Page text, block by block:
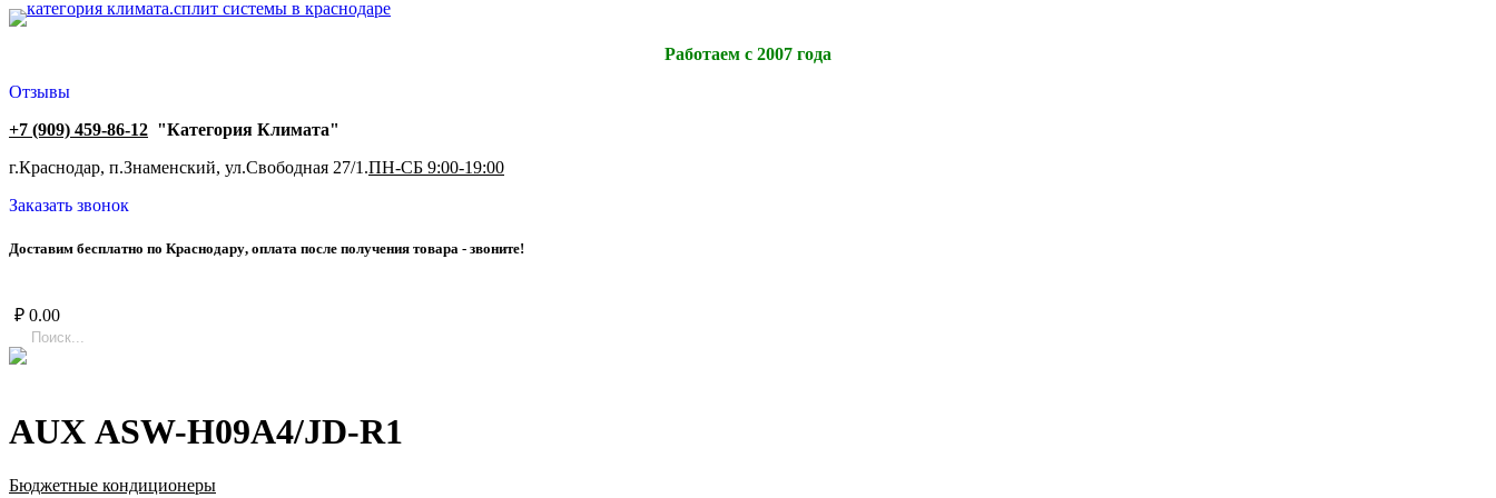
Работаем с 2007 года
Отзывы
+7 (909) 459-86-12 "Категория Климата"
г.Краснодар, п.Знаменский, ул.Свободная 27/1.ПН-СБ 9:00-19:00
Заказать звонок
Доставим бесплатно по Краснодару, оплата после получения товара - звоните!
₽ 0.00
AUX ASW-H09A4/JD-R1
Бюджетные кондиционеры